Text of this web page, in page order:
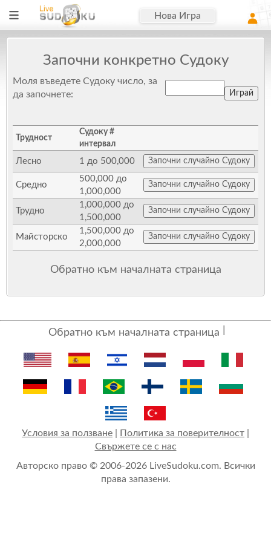
Нова Игра
Започни конкретно Судоку
Моля въведете Судоку число, за
да започнете:
Трудност
Судоку #
интервал
Лесно 1 до 500,000
Средно
500,000 до
1,000,000
Трудно
1,000,000 до
1,500,000
Майсторско
1,500,000 до
2,000,000
Обратно към началната страница
Обратно към началната страница
Условия за ползване Политика за поверителност
Свържете се с нас
Авторско право © 2006-2026 LiveSudoku.com. Всички
права запазени.